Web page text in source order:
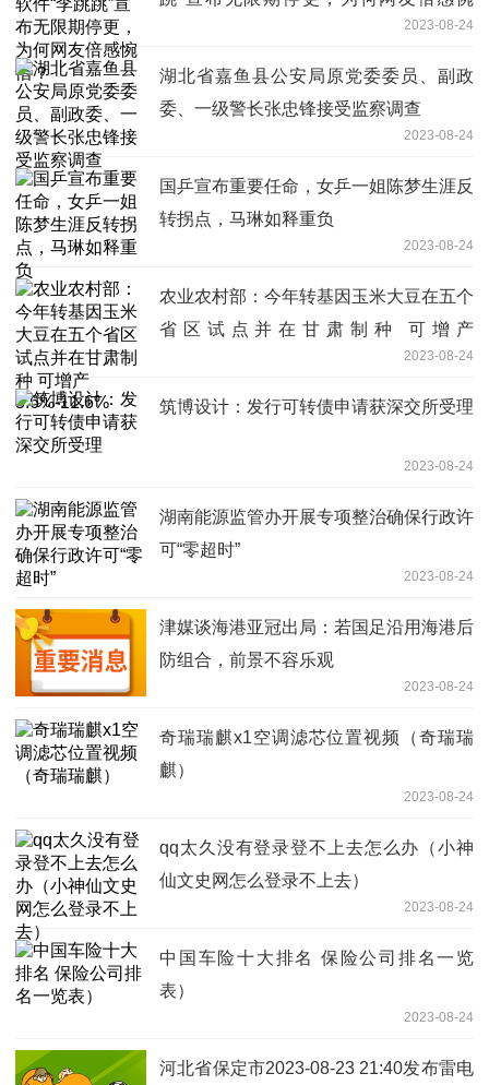
2023-08-24
湖北省嘉鱼县公安局原党委委员、副政
委、一级警长张忠锋接受监察调查
2023-08-24
国乒宣布重要任命，女乒一姐陈梦生涯反
转拐点，马琳如释重负
2023-08-24
农业农村部：今年转基因玉米大豆在五个
省区试点并在甘肃制种 可增产
2023-08-24
筑博设计：发行可转债申请获深交所受理
2023-08-24
湖南能源监管办开展专项整治确保行政许
可“零超时”
2023-08-24
津媒谈海港亚冠出局：若国足沿用海港后
防组合，前景不容乐观
2023-08-24
奇瑞瑞麒x1空调滤芯位置视频（奇瑞瑞
麒）
2023-08-24
qq太久没有登录登不上去怎么办（小神
仙文史网怎么登录不上去）
2023-08-24
中国车险十大排名 保险公司排名一览
表）
2023-08-24
河北省保定市2023-08-23 21:40发布雷电